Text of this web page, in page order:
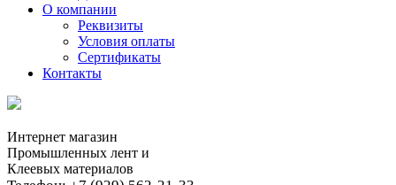
О компании
Реквизиты
Условия оплаты
Сертификаты
Контакты
Интернет магазин
Промышленных лент и
Клеевых материалов